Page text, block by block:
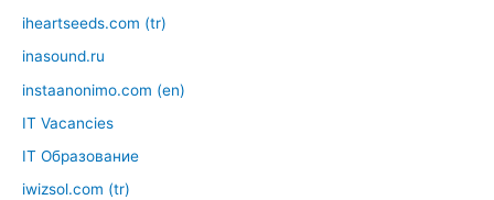
iheartseeds.com (tr)
inasound.ru
instaanonimo.com (en)
IT Vacancies
IT Образование
iwizsol.com (tr)